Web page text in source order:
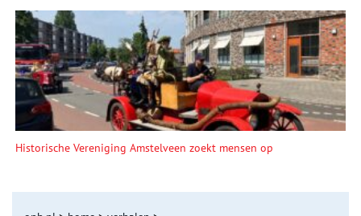
Historische Vereniging Amstelveen zoekt mensen op